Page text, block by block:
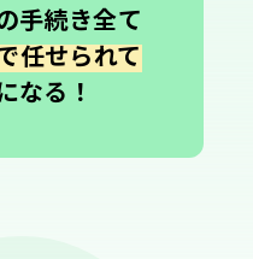
手続き全て
任せられて
なる！